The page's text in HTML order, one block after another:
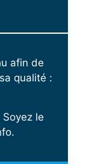
afin de
qualité :
le